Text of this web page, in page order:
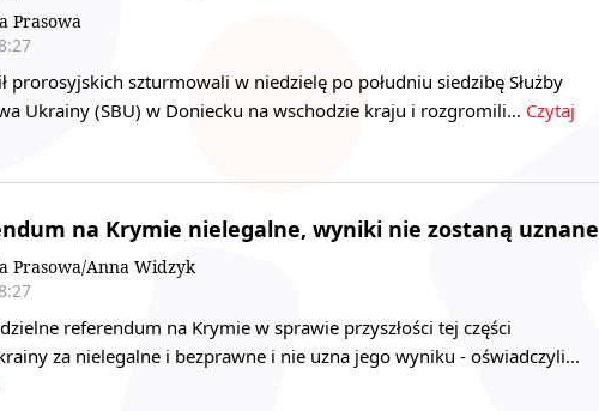
Prasowa
prorosyjskich szturmowali w niedzielę po południu siedzibę Służby
Ukrainy (SBU) w Doniecku na wschodzie kraju i rozgromili… Czytaj
na Krymie nielegalne, wyniki nie zostaną uznane
Prasowa/Anna Widzyk
referendum na Krymie w sprawie przyszłości tej części
za nielegalne i bezprawne i nie uzna jego wyniku - oświadczyli…